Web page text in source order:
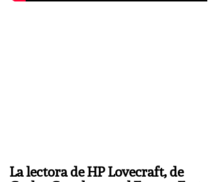
La lectora de HP Lovecraft, de